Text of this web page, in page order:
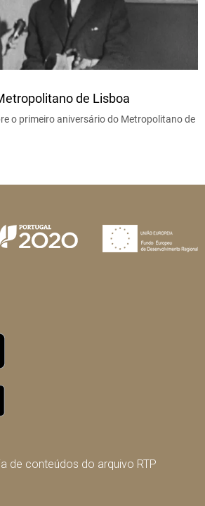
de Lisboa
o primeiro aniversário do Metropolitano de
de conteúdos do arquivo RTP